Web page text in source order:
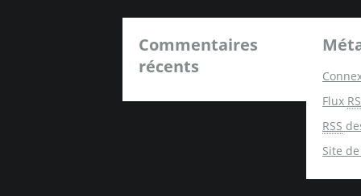
Commentaires
récents
Flux
RSS
Site